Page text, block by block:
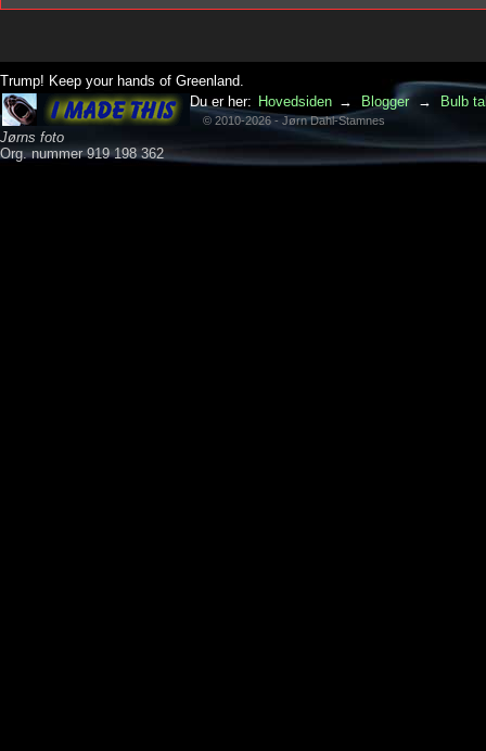
Trump! Keep your hands of Greenland.
Jørns foto
Org. nummer 919 198 362
Du er her: Hovedsiden → Blogger → Bulb
© 2010-2026 - Jørn Dahl-Stamnes